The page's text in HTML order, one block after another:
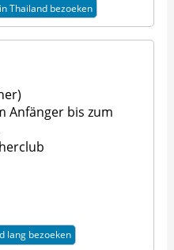
Thailand bezoeken
Anfänger bis zum
lang bezoeken